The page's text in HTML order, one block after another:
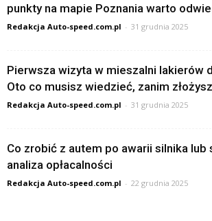
punkty na mapie Poznania warto
Redakcja Auto-speed.com.pl - 31 grudnia 2025
Pierwsza wizyta w mieszalni lakierów
Oto co musisz wiedzieć, zanim
Redakcja Auto-speed.com.pl - 31 grudnia 2025
Co zrobić z autem po awarii silnika lub
analiza opłacalności
Redakcja Auto-speed.com.pl - 22 grudnia 2025